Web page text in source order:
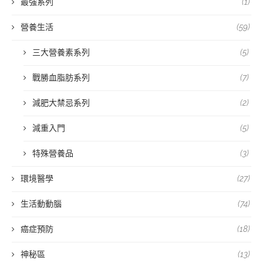
最強系列 (1)
營養生活 (59)
三大營養素系列 (5)
戰勝血脂肪系列 (7)
減肥大禁忌系列 (2)
減重入門 (5)
特殊營養品 (3)
環境醫學 (27)
生活動動腦 (74)
癌症預防 (18)
神秘區 (13)